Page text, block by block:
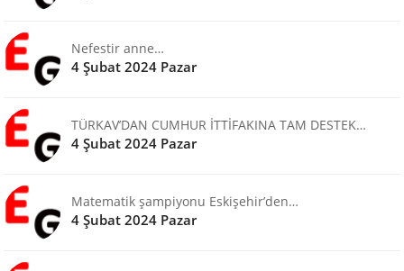
Nefestir anne…
4 Şubat 2024 Pazar
TÜRKAV’DAN CUMHUR İTTİFAKINA TAM DESTEK…
4 Şubat 2024 Pazar
Matematik şampiyonu Eskişehir’den…
4 Şubat 2024 Pazar